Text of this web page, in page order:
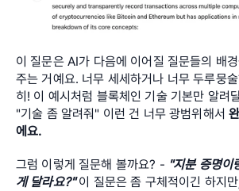
이 질문은 AI가 다음에 이어질 질문들의 배
주는 거예요. 너무 세세하거나 너무 두루뭉
히! 이 예시처럼 블록체인 기술 기본만 알려
"기술 좀 알려줘" 이런 건 너무 광범위해서
에요.
그럼 이렇게 질문해 볼까요? - "지분 증명이
게 달라요?" 이 질문은 좀 구체적이긴 하지